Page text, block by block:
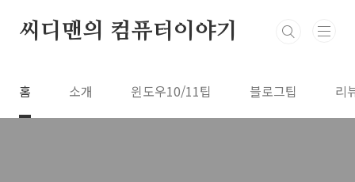
씨디맨의 컴퓨터이야기
홈 소개 윈도우10/11팁 블로그팁 리